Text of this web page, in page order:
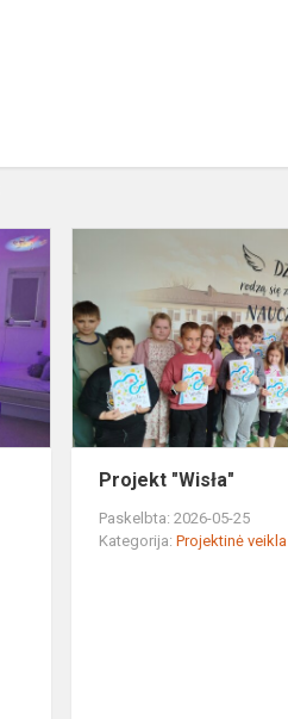
sensorinis
kambarys
Projekt "Wisła"
Paskelbta: 2026-05-25
Kategorija:Projektinė veikla